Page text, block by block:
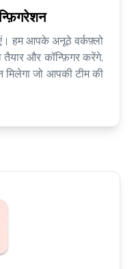
हम आपके अनूठे वर्कफ़्लो
और कॉन्फ़िगर करेंगे,
जो आपकी टीम की